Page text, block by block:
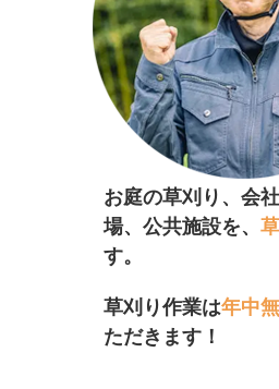
お庭の草刈り、会
場、公共施設を、
す。
草刈り作業は年中
ただきます！